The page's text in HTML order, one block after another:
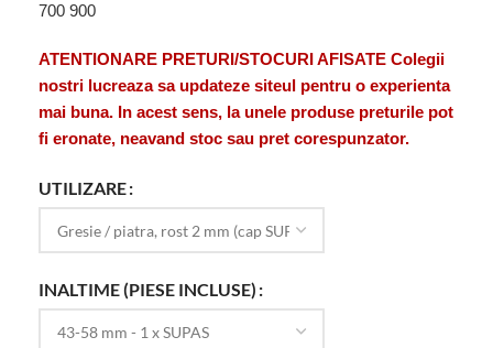
700 900
ATENTIONARE PRETURI/STOCURI AFISATE Colegii
nostri lucreaza sa updateze siteul pentru o experienta
mai buna. In acest sens, la unele produse preturile pot
fi eronate, neavand stoc sau pret corespunzator.
UTILIZARE
INALTIME (PIESE INCLUSE)